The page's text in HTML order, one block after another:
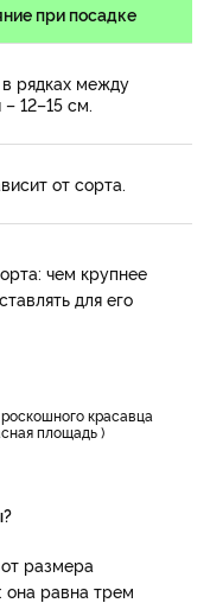
при посадке
рядках между
12–15 см.
от сорта.
чем крупнее
для его
площадь )
размера
она равна трем